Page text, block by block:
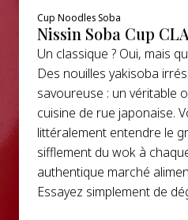
Cup Noodles Soba
Nissin Soba Cup
Un classique ? Oui, mais
Des nouilles yakisoba
savoureuse : un véritable
cuisine de rue japonaise.
littéralement entendre le
sifflement du wok à
authentique marché
Essayez simplement de